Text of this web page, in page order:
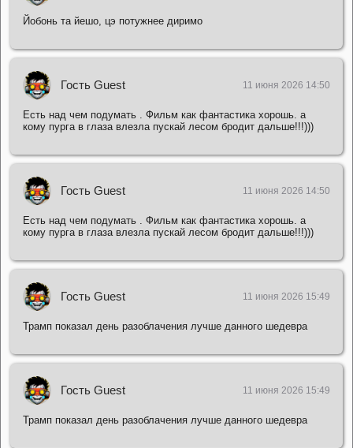
Йобонь та йешо, цэ потужнее диримо
Гость Guest 11 июня 2026 14:50
Есть над чем подумать . Фильм как фантастика хорошь. а
кому пурга в глаза влезла пускай лесом бродит дальше!!!)))
Гость Guest 11 июня 2026 14:50
Есть над чем подумать . Фильм как фантастика хорошь. а
кому пурга в глаза влезла пускай лесом бродит дальше!!!)))
Гость Guest 11 июня 2026 15:49
Трамп показал день разоблачения лучше данного шедевра
Гость Guest 11 июня 2026 15:49
Трамп показал день разоблачения лучше данного шедевра